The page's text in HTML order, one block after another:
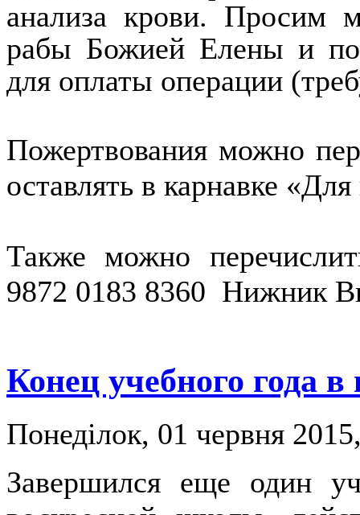
анализа крови. Просим
рабы Божией Елены и
для оплаты операции
Пожертвования можно
оставлять в карнавке
Также можно
9872 0183 8360 Нижник
Конец учебного года
Понеділок, 01 червня
Завершился еще один